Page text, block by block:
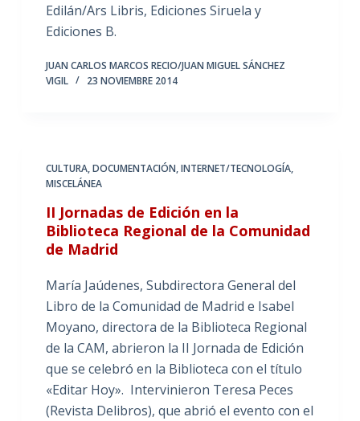
Edilán/Ars Libris, Ediciones Siruela y
Ediciones B.
JUAN CARLOS MARCOS RECIO/JUAN MIGUEL SÁNCHEZ
VIGIL
23 NOVIEMBRE 2014
CULTURA,DOCUMENTACIÓN,INTERNET/TECNOLOGÍA,
MISCELÁNEA
II Jornadas de Edición en la
Biblioteca Regional de la Comunidad
de Madrid
María Jaúdenes, Subdirectora General del
Libro de la Comunidad de Madrid e Isabel
Moyano, directora de la Biblioteca Regional
de la CAM, abrieron la II Jornada de Edición
que se celebró en la Biblioteca con el título
«Editar Hoy». Intervinieron Teresa Peces
(Revista Delibros), que abrió el evento con el